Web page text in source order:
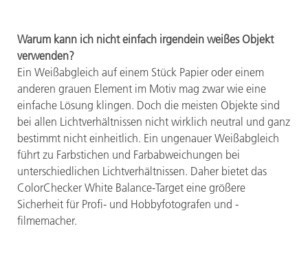
Warum kann ich nicht einfach irgendein weißes Objekt
verwenden?
Ein Weißabgleich auf einem Stück Papier oder einem
anderen grauen Element im Motiv mag zwar wie eine
einfache Lösung klingen. Doch die meisten Objekte sind
bei allen Lichtverhältnissen nicht wirklich neutral und ganz
bestimmt nicht einheitlich. Ein ungenauer Weißabgleich
führt zu Farbstichen und Farbabweichungen bei
unterschiedlichen Lichtverhältnissen. Daher bietet das
ColorChecker White Balance-Target eine größere
Sicherheit für Profi- und Hobbyfotografen und -
filmemacher.